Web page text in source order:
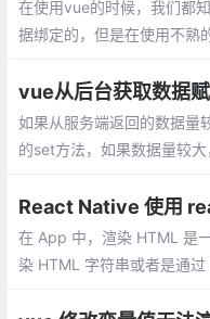
在使用vue的时候，我们都
据绑定的，但是在使用不熟
触发页面渲染。下面就整理
况的场景以及解决办法。
vue从后台获取数据
如果从服务端返回的数据量
的set方法，如果数据量较
在 App 中，渲染 HTML 是
染 HTML 字符串或者是通